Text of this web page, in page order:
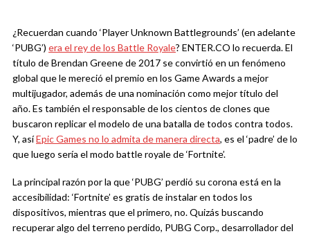
¿Recuerdan cuando ‘Player Unknown Battlegrounds’ (en adelante
‘PUBG’) era el rey de los Battle Royale? ENTER.CO lo recuerda. El
título de Brendan Greene de 2017 se convirtió en un fenómeno
global que le mereció el premio en los Game Awards a mejor
multijugador, además de una nominación como mejor título del
año. Es también el responsable de los cientos de clones que
buscaron replicar el modelo de una batalla de todos contra todos.
Y, asíEpic Games no lo admita de manera directa, es el ‘padre’ de lo
que luego sería el modo battle royale de ‘Fortnite’.
La principal razón por la que ‘PUBG’ perdió su corona está en la
accesibilidad: ‘Fortnite’ es gratis de instalar en todos los
dispositivos, mientras que el primero, no. Quizás buscando
recuperar algo del terreno perdido, PUBG Corp., desarrollador del